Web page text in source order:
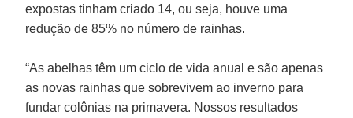
expostas tinham criado 14, ou seja, houve uma
redução de 85% no número de rainhas.
“As abelhas têm um ciclo de vida anual e são apenas
as novas rainhas que sobrevivem ao inverno para
fundar colônias na primavera. Nossos resultados